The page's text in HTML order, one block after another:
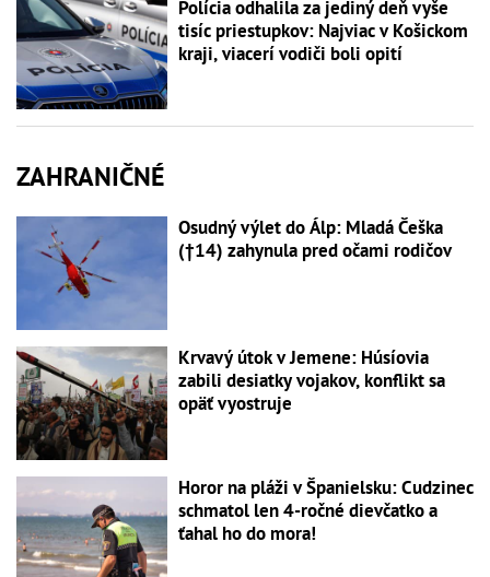
Polícia odhalila za jediný deň vyše
tisíc priestupkov: Najviac v Košickom
kraji, viacerí vodiči boli opití
ZAHRANIČNÉ
Osudný výlet do Álp: Mladá Češka
(†14) zahynula pred očami rodičov
Krvavý útok v Jemene: Húsíovia
zabili desiatky vojakov, konflikt sa
opäť vyostruje
Horor na pláži v Španielsku: Cudzinec
schmatol len 4-ročné dievčatko a
ťahal ho do mora!